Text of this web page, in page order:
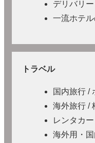
デリバリー
一流ホテ
トラベル
国内旅行 /
海外旅行 /
レンタカ
海外用・